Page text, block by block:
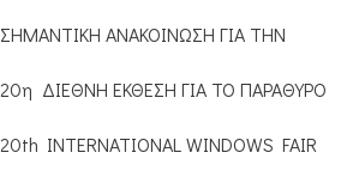
ΣΗΜΑΝΤΙΚΗ ΑΝΑΚΟΙΝΩΣΗ ΓΙΑ ΤΗΝ
20η ΔΙΕΘΝΗ ΕΚΘΕΣΗ ΓΙΑ ΤΟ ΠΑΡΑΘΥΡΟ
20th INTERNATIONAL WINDOWS FAIR